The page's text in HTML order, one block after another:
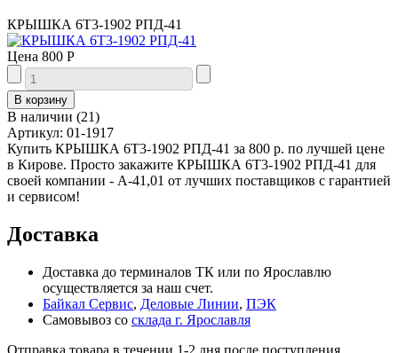
КРЫШКА 6Т3-1902 РПД-41
Цена 800 Р
В наличии (21)
Артикул: 01-1917
Купить КРЫШКА 6Т3-1902 РПД-41 за 800 р. по лучшей цене
в Кирове. Просто закажите КРЫШКА 6Т3-1902 РПД-41 для
своей компании - А-41,01 от лучших поставщиков с гарантией
и сервисом!
Доставка
Доставка до терминалов ТК или по Ярославлю
осуществляется за наш счет.
Байкал Сервис, Деловые Линии, ПЭК
Самовывоз со склада г. Ярославля
Отправка товара в течении 1-2 дня после поступления